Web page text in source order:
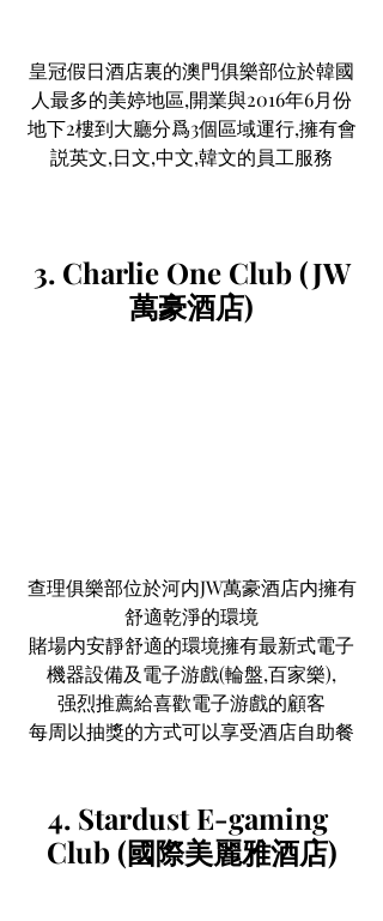
皇冠假日酒店裏的澳門俱樂部位於韓國
人最多的美婷地區,開業與2016年6月份
地下2樓到大廳分爲3個區域運行,擁有會
説英文,日文,中文,韓文的員工服務
3. Charlie One Club (JW
萬豪酒店)
查理俱樂部位於河内JW萬豪酒店内擁有
舒適乾淨的環境
賭場内安靜舒適的環境擁有最新式電子
機器設備及電子游戲(輪盤,百家樂),
强烈推薦給喜歡電子游戲的顧客
每周以抽獎的方式可以享受酒店自助餐
4. Stardust E-gaming
Club (國際美麗雅酒店)